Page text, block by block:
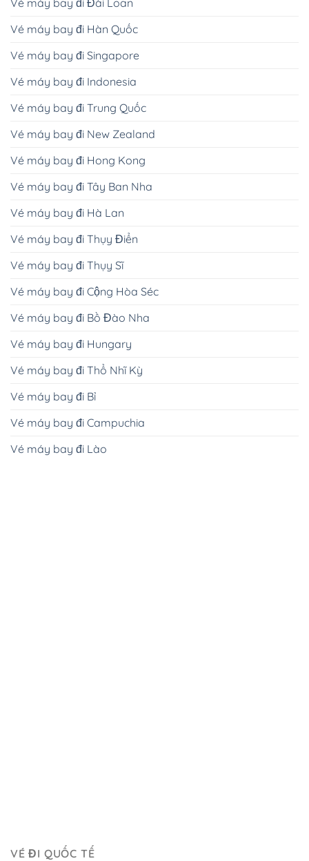
Vé máy bay đi Hàn Quốc
Vé máy bay đi Singapore
Vé máy bay đi Indonesia
Vé máy bay đi Trung Quốc
Vé máy bay đi New Zealand
Vé máy bay đi Hong Kong
Vé máy bay đi Tây Ban Nha
Vé máy bay đi Hà Lan
Vé máy bay đi Thụy Điển
Vé máy bay đi Thụy Sĩ
Vé máy bay đi Cộng Hòa Séc
Vé máy bay đi Bồ Đào Nha
Vé máy bay đi Hungary
Vé máy bay đi Thổ Nhĩ Kỳ
Vé máy bay đi Bỉ
Vé máy bay đi Campuchia
Vé máy bay đi Lào
VÉ ĐI QUỐC TẾ